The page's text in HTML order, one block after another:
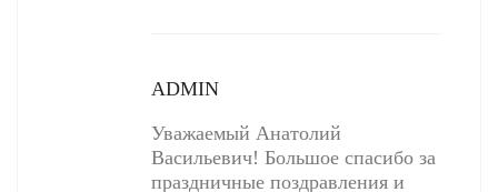
ADMIN
Уважаемый Анатолий
Васильевич! Большое спасибо за
праздничные поздравления и